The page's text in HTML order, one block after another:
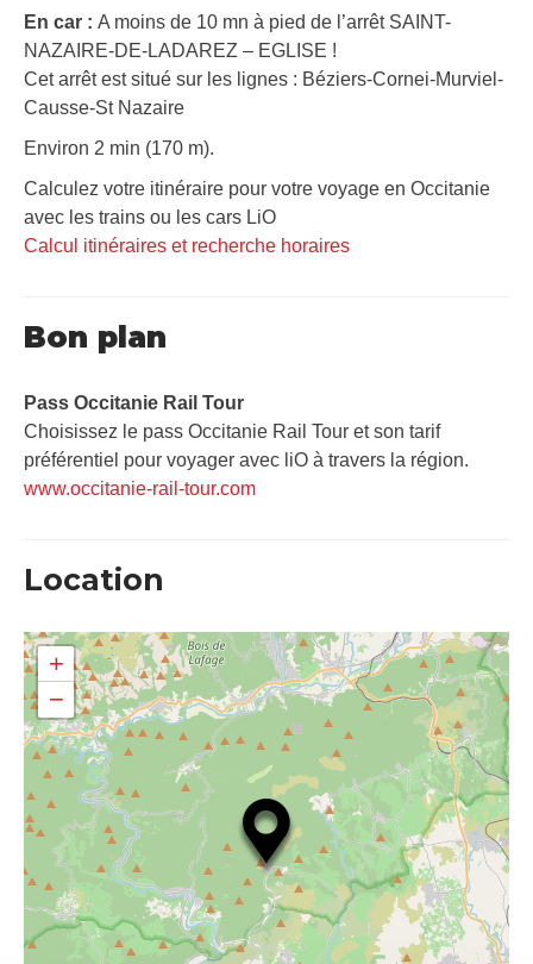
En car : A moins de 10 mn à pied de l’arrêt SAINT-
NAZAIRE-DE-LADAREZ – EGLISE !
Cet arrêt est situé sur les lignes : Béziers-Cornei-Murviel-
Causse-St Nazaire
Environ 2 min (170 m).
Calculez votre itinéraire pour votre voyage en Occitanie
avec les trains ou les cars LiO
Calcul itinéraires et recherche horaires
Bon plan
Pass Occitanie Rail Tour​
Choisissez le pass Occitanie Rail Tour et son tarif
préférentiel pour voyager avec liO à travers la région.
www.occitanie-rail-tour.com
Location
+
−